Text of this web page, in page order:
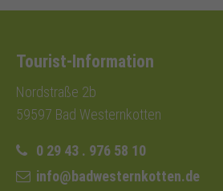
Tourist-Information
Nordstraße 2b
59597 Bad Westernkotten
0 29 43 . 976 58 10
info@badwesternkotten.de